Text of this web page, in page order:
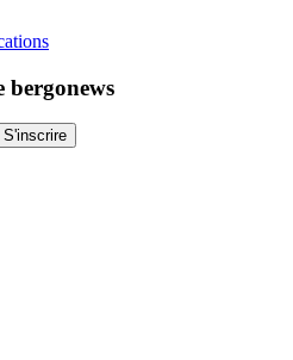
bergonews
S'inscrire